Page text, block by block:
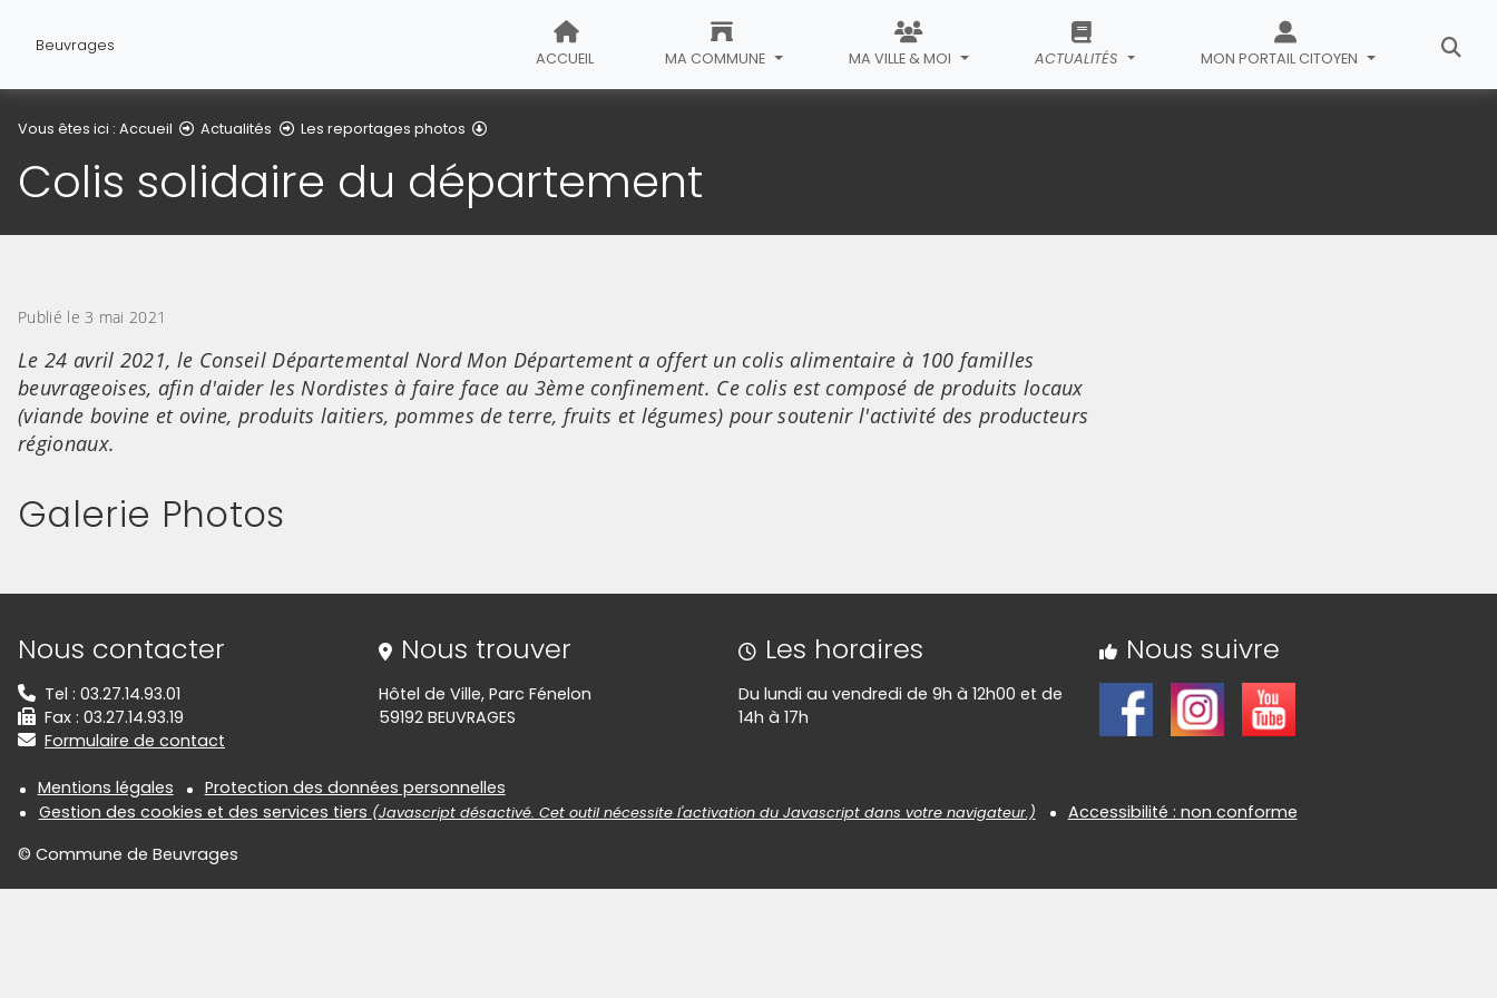
Beuvrages
ACCUEIL MA COMMUNE MA VILLE & MOI ACTUALITÉS MON PORTAIL CITOYEN
Vous êtes ici : Accueil Actualités Les reportages photos
Colis solidaire du département
Publié le 3 mai 2021
Le 24 avril 2021, le Conseil Départemental Nord Mon Département a offert un colis alimentaire à 100 familles
beuvrageoises, afin d'aider les Nordistes à faire face au 3ème confinement. Ce colis est composé de produits locaux
(viande bovine et ovine, produits laitiers, pommes de terre, fruits et légumes) pour soutenir l'activité des producteurs
régionaux.
Galerie Photos
Informations de contact
Nous contacter
Tel : 03.27.14.93.01
Fax : 03.27.14.93.19
Formulaire de contact
Nous trouver
Hôtel de Ville, Parc Fénelon
59192 BEUVRAGES
Les horaires
Du lundi au vendredi de 9h à 12h00 et de
14h à 17h
Nous suivre
Informations réglementaires
Mentions légales
Protection des données personnelles
Gestion des cookies et des services tiers (Javascript désactivé. Cet outil nécessite l'activation du Javascript dans votre navigateur.)
Accessibilité : non conforme
© Commune de Beuvrages